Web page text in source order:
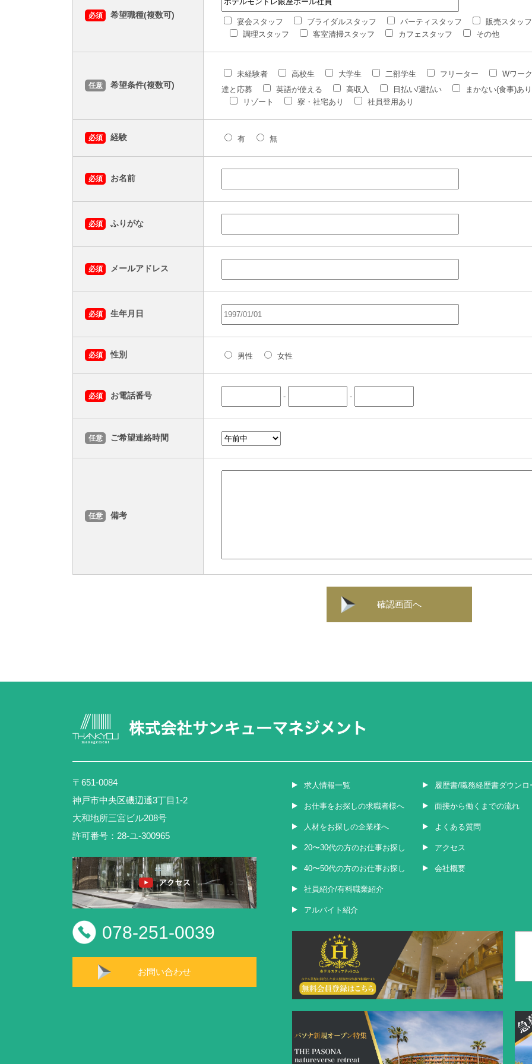
必須 希望職種(複数可)
宴会スタッフ ブライダルスタッフ パーティスタッフ 販売スタッフ
調理スタッフ
客室清掃スタッフ カフェスタッフ その他
任意 希望条件(複数可)
未経験者 高校生 大学生 二部学生 フリーター Wワーク
達と応募
英語が使える 高収入 日払い/週払い まかない(食事)あり
リゾート
寮・社宅あり 社員登用あり
必須 経験 有 無
必須 お名前
必須 ふりがな
必須 メールアドレス
必須 生年月日
必須 性別 男性 女性
必須 お電話番号 - -
任意 ご希望連絡時間
任意 備考
確認画面へ
〒651-0084
神戸市中央区磯辺通3丁目1-2
大和地所三宮ビル208号
許可番号：28-ユ-300965
078-251-0039
お問い合わせ
求人情報一覧
お仕事をお探しの求職者様へ
人材をお探しの企業様へ
20〜30代の方のお仕事お探し
40〜50代の方のお仕事お探し
社員紹介/有料職業紹介
アルバイト紹介
履歴書/職務経歴書ダウンロ
面接から働くまでの流れ
よくある質問
アクセス
会社概要